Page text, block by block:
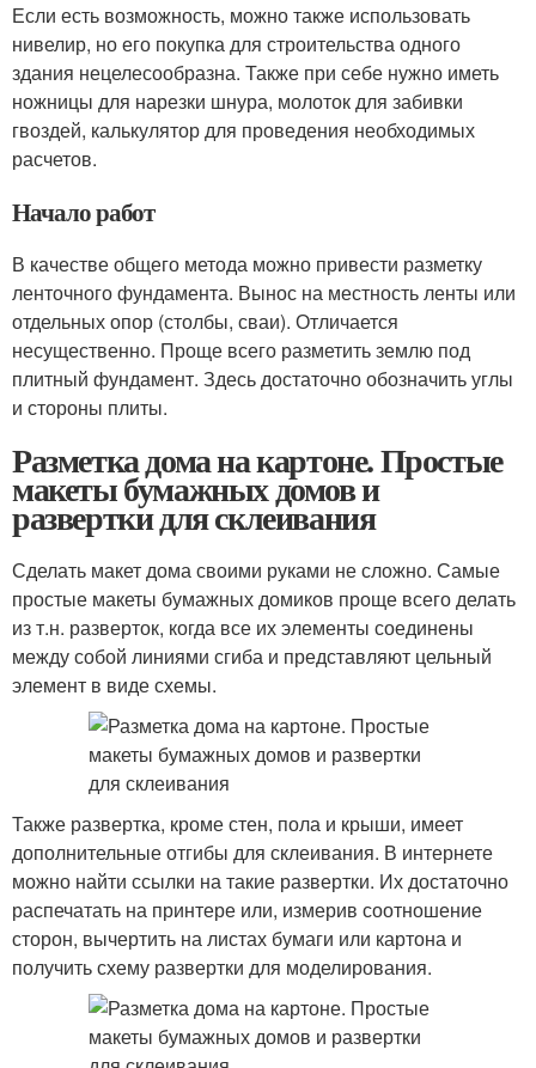
Если есть возможность, можно также использовать
нивелир, но его покупка для строительства одного
здания нецелесообразна. Также при себе нужно иметь
ножницы для нарезки шнура, молоток для забивки
гвоздей, калькулятор для проведения необходимых
расчетов.
Начало работ
В качестве общего метода можно привести разметку
ленточного фундамента. Вынос на местность ленты или
отдельных опор (столбы, сваи). Отличается
несущественно. Проще всего разметить землю под
плитный фундамент. Здесь достаточно обозначить углы
и стороны плиты.
Разметка дома на картоне. Простые
макеты бумажных домов и
развертки для склеивания
Сделать макет дома своими руками не сложно. Самые
простые макеты бумажных домиков проще всего делать
из т.н. разверток, когда все их элементы соединены
между собой линиями сгиба и представляют цельный
элемент в виде схемы.
Также развертка, кроме стен, пола и крыши, имеет
дополнительные отгибы для склеивания. В интернете
можно найти ссылки на такие развертки. Их достаточно
распечатать на принтере или, измерив соотношение
сторон, вычертить на листах бумаги или картона и
получить схему развертки для моделирования.